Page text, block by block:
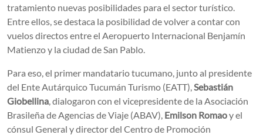
tratamiento nuevas posibilidades para el sector turístico.
Entre ellos, se destaca la posibilidad de volver a contar con
vuelos directos entre el Aeropuerto Internacional Benjamín
Matienzo y la ciudad de San Pablo.
Para eso, el primer mandatario tucumano, junto al presidente
del Ente Autárquico Tucumán Turismo (EATT),Sebastián
Giobellina, dialogaron con el vicepresidente de la Asociación
Brasileña de Agencias de Viaje (ABAV), Emilson Romaoy el
cónsul General y director del Centro de Promoción